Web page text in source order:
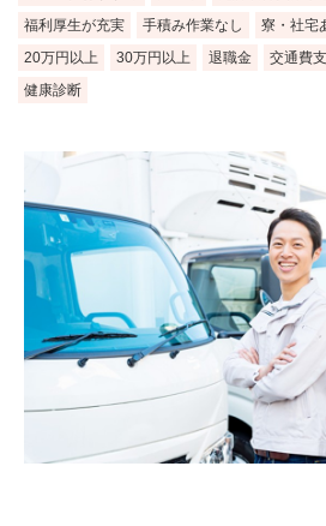
福利厚生が充実
手積み作業なし 寮・社宅
20万円以上
30万円以上 退職金 交通費
健康診断